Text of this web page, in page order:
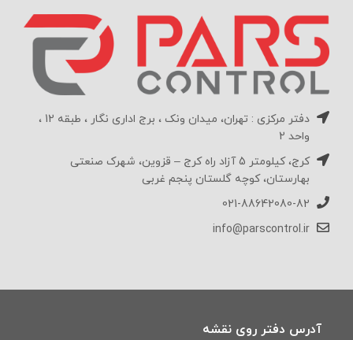
دفتر مرکزی : تهران، میدان ونک ، برج اداری نگار ، طبقه 12 ،
واحد 2
کرج، کیلومتر 5 آزاد راه کرج – قزوین، شهرک صنعتی
بهارستان، کوچه گلستان پنجم غربی
021-88642080-82
info@parscontrol.ir
آدرس دفتر روی نقشه